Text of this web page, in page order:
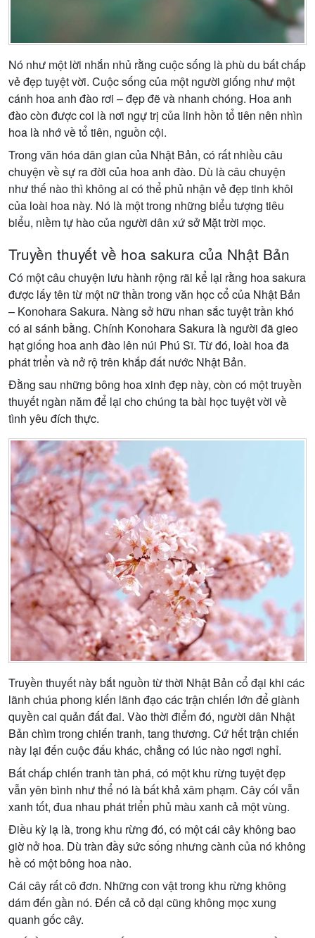
Nó như một lời nhắn nhủ rằng cuộc sống là phù du bất chấp
vẻ đẹp tuyệt vời. Cuộc sống của một người giống như một
cánh hoa anh đào rơi – đẹp đẽ và nhanh chóng. Hoa anh
đào còn được coi là nơi ngự trị của linh hồn tổ tiên nên nhìn
hoa là nhớ về tổ tiên, nguồn cội.
Trong văn hóa dân gian của Nhật Bản, có rất nhiều câu
chuyện về sự ra đời của hoa anh đào. Dù là câu chuyện
như thế nào thì không ai có thể phủ nhận vẻ đẹp tinh khôi
của loài hoa này. Nó là một trong những biểu tượng tiêu
biểu, niềm tự hào của người dân xứ sở Mặt trời mọc.
Truyền thuyết về hoa sakura của Nhật Bản
Có một câu chuyện lưu hành rộng rãi kể lại rằng hoa sakura
được lấy tên từ một nữ thần trong văn học cổ của Nhật Bản
– Konohara Sakura. Nàng sở hữu nhan sắc tuyệt trần khó
có ai sánh bằng. Chính Konohara Sakura là người đã gieo
hạt giống hoa anh đào lên núi Phú Sĩ. Từ đó, loài hoa đã
phát triển và nở rộ trên khắp đất nước Nhật Bản.
Đằng sau những bông hoa xinh đẹp này, còn có một truyền
thuyết ngàn năm để lại cho chúng ta bài học tuyệt vời về
tình yêu đích thực.
Truyền thuyết này bắt nguồn từ thời Nhật Bản cổ đại khi các
lãnh chúa phong kiến lãnh đạo các trận chiến lớn để giành
quyền cai quản đất đai. Vào thời điểm đó, người dân Nhật
Bản chìm trong chiến tranh, tang thương. Cứ hết trận chiến
này lại đến cuộc đấu khác, chẳng có lúc nào ngơi nghỉ.
Bất chấp chiến tranh tàn phá, có một khu rừng tuyệt đẹp
vẫn yên bình như thể nó là bất khả xâm phạm. Cây cối vẫn
xanh tốt, đua nhau phát triển phủ màu xanh cả một vùng.
Điều kỳ lạ là, trong khu rừng đó, có một cái cây không bao
giờ nở hoa. Dù tràn đầy sức sống nhưng cành của nó không
hề có một bông hoa nào.
Cái cây rất cô đơn. Những con vật trong khu rừng không
dám đến gần nó. Đến cả cỏ dại cũng không mọc xung
quanh gốc cây.